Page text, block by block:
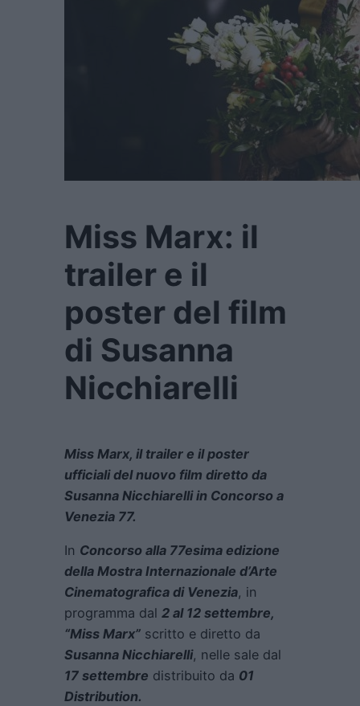
Miss Marx: il
trailer e il
poster del film
di Susanna
Nicchiarelli
Miss Marx, il trailer e il poster
ufficiali del nuovo film diretto da
Susanna Nicchiarelli in Concorso a
Venezia 77.
In Concorso alla 77esima edizione
della Mostra Internazionale d’Arte
Cinematografica di Venezia, in
programma dal 2 al 12 settembre,
“Miss Marx” scritto e diretto da
Susanna Nicchiarelli, nelle sale dal
17 settembre distribuito da 01
Distribution.